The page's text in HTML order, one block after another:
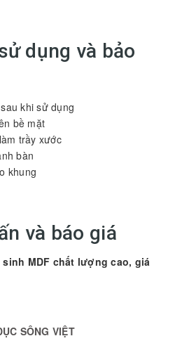
dụng và bảo
khi sử dụng
bề mặt
trầy xước
bàn
khung
và báo giá
MDF chất lượng cao, giá
SÔNG VIỆT